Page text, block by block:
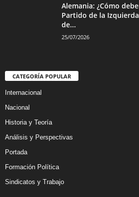
Alemania: ¿Cómo
Partido de la
de...
25/07/2026
CATEGORÍA POPULAR
Internacional
Nacional
Historia y Teoría
Análisis y Perspectivas
Portada
Formación Política
Sindicatos y Trabajo